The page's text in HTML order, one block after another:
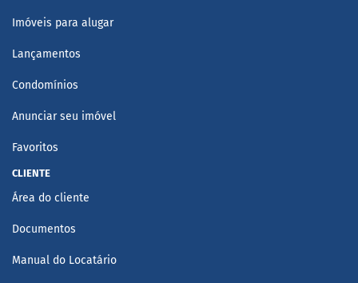
Imóveis para alugar
Lançamentos
Condomínios
Anunciar seu imóvel
Favoritos
CLIENTE
Área do cliente
Documentos
Manual do Locatário